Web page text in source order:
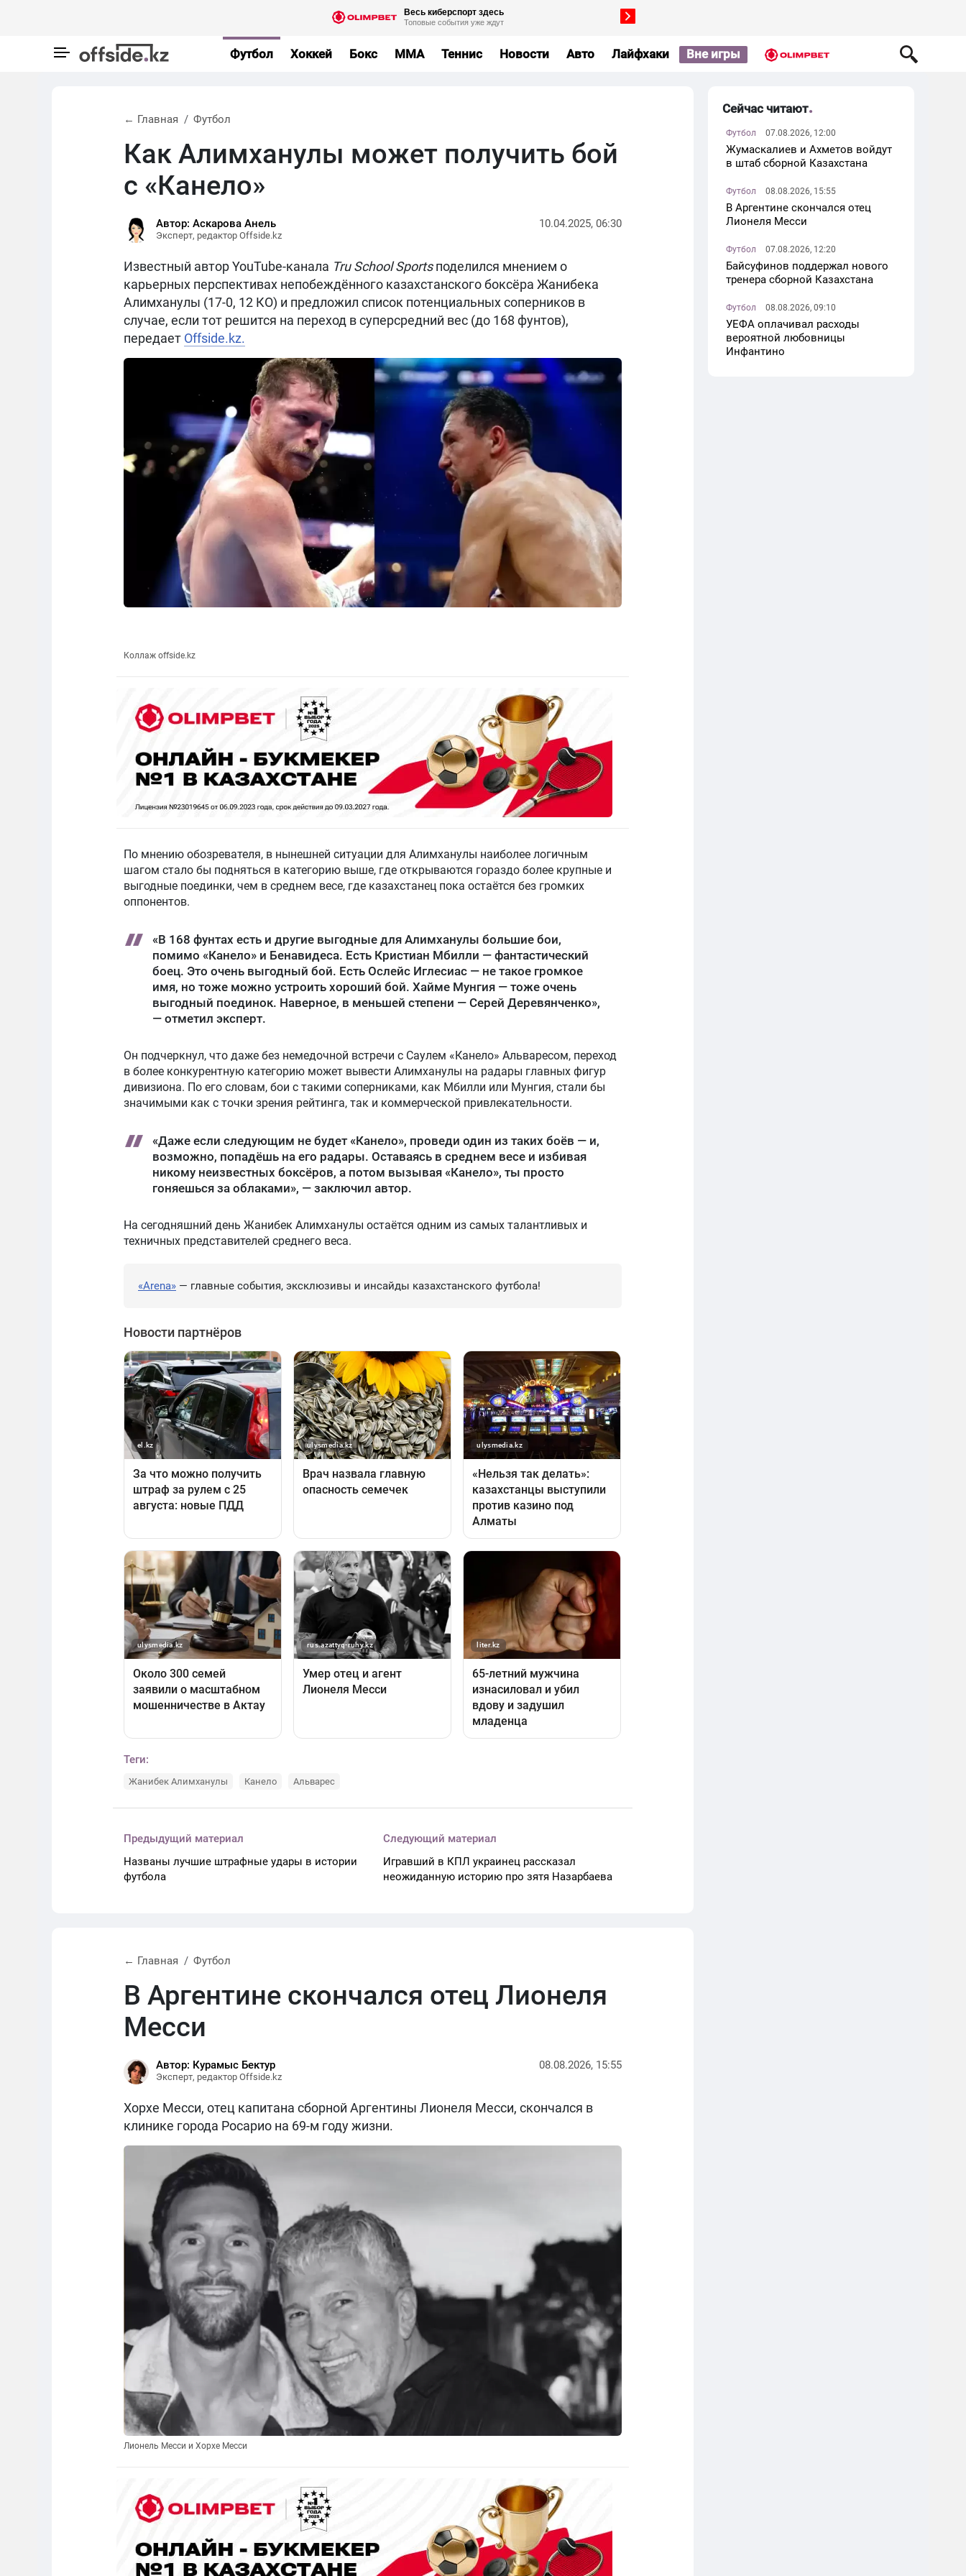
Футбол Хоккей Бокс MMA Теннис Новости Авто Лайфхаки Вне игры
← Главная Футбол
Как Алимханулы может получить бой
с «Канело»
Автор: Аскарова Анель
Эксперт, редактор Offside.kz
10.04.2025, 06:30
Известный автор YouTube-канала Tru School Sportsподелился мнением о
карьерных перспективах непобеждённого казахстанского боксёра Жанибека
Алимханулы (17-0, 12 КО) и предложил список потенциальных соперников в
случае, если тот решится на переход в суперсредний вес (до 168 фунтов),
передает Offside.kz.
Коллаж offside.kz
По мнению обозревателя, в нынешней ситуации для Алимханулы наиболее логичным
шагом стало бы подняться в категорию выше, где открываются гораздо более крупные и
выгодные поединки, чем в среднем весе, где казахстанец пока остаётся без громких
оппонентов.
«В 168 фунтах есть и другие выгодные для Алимханулы большие бои,
помимо «Канело» и Бенавидеса. Есть Кристиан Мбилли — фантастический
боец. Это очень выгодный бой. Есть Ослейс Иглесиас — не такое громкое
имя, но тоже можно устроить хороший бой. Хайме Мунгия — тоже очень
выгодный поединок. Наверное, в меньшей степени — Серей Деревянченко»,
— отметил эксперт.
Он подчеркнул, что даже без немедочной встречи с Саулем «Канело» Альваресом, переход
в более конкурентную категорию может вывести Алимханулы на радары главных фигур
дивизиона. По его словам, бои с такими соперниками, как Мбилли или Мунгия, стали бы
значимыми как с точки зрения рейтинга, так и коммерческой привлекательности.
«Даже если следующим не будет «Канело», проведи один из таких боёв — и,
возможно, попадёшь на его радары. Оставаясь в среднем весе и избивая
никому неизвестных боксёров, а потом вызывая «Канело», ты просто
гоняешься за облаками», — заключил автор.
На сегодняшний день Жанибек Алимханулы остаётся одним из самых талантливых и
техничных представителей среднего веса.
«Arena» — главные события, эксклюзивы и инсайды казахстанского футбола!
Теги:
Жанибек Алимханулы Канело Альварес
Предыдущий материал
Названы лучшие штрафные удары в истории
футбола
Следующий материал
Игравший в КПЛ украинец рассказал
неожиданную историю про зятя Назарбаева
← Главная Футбол
В Аргентине скончался отец Лионеля
Месси
Автор: Курамыс Бектур
Эксперт, редактор Offside.kz
08.08.2026, 15:55
Хорхе Месси, отец капитана сборной Аргентины Лионеля Месси, скончался в
клинике города Росарио на 69-м году жизни.
Лионель Месси и Хорхе Месси
Сейчас читают
Футбол 07.08.2026, 12:00
Жумаскалиев и Ахметов войдут
в штаб сборной Казахстана
Футбол 08.08.2026, 15:55
В Аргентине скончался отец
Лионеля Месси
Футбол 07.08.2026, 12:20
Байсуфинов поддержал нового
тренера сборной Казахстана
Футбол 08.08.2026, 09:10
УЕФА оплачивал расходы
вероятной любовницы
Инфантино